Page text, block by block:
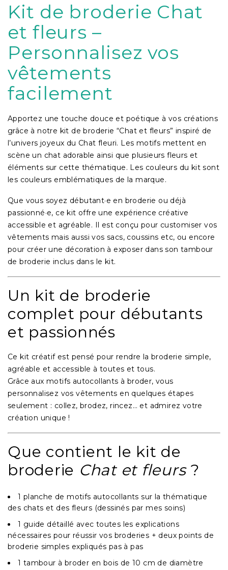
Kit de broderie Chat
et fleurs –
Personnalisez vos
vêtements
facilement
Apportez une touche douce et poétique à vos créations
grâce à notre kit de broderie “Chat et fleurs” inspiré de
l’univers joyeux du Chat fleuri. Les motifs mettent en
scène un chat adorable ainsi que plusieurs fleurs et
éléments sur cette thématique. Les couleurs du kit sont
les couleurs emblématiques de la marque.
Que vous soyez débutant·e en broderie ou déjà
passionné·e, ce kit offre une expérience créative
accessible et agréable. Il est conçu pour customiser vos
vêtements mais aussi vos sacs, coussins etc, ou encore
pour créer une décoration à exposer dans son tambour
de broderie inclus dans le kit.
Un kit de broderie
complet pour débutants
et passionnés
Ce kit créatif est pensé pour rendre la broderie simple,
agréable et accessible à toutes et tous.
Grâce auxmotifs autocollants à broder, vous
personnalisez vos vêtements en quelques étapes
seulement : collez, brodez, rincez… et admirez votre
création unique !
Que contient le kit de
broderie Chat et fleurs?
1 planche de motifs autocollants sur la thématique
des chats et des fleurs (dessinés par mes soins)
1 guide détaillé avec toutes les explications
nécessaires pour réussir vos broderies + deux points de
broderie simples expliqués pas à pas
1 tambour à broder en bois de 10 cm de diamètre